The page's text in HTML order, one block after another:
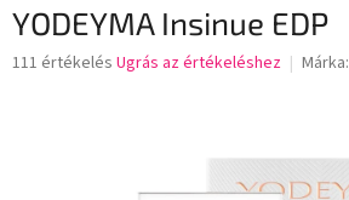
YODEYMA Insinue EDP
A
111 értékelés Ugrás az értékeléshez Márka: